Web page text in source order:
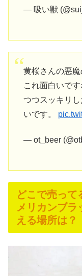
— 吸い獣
黄桜さんの悪魔
これ面白いで
つつスッキリ
いです。
— ot_beer
どこで売って
メリカンブラ
える場所は？